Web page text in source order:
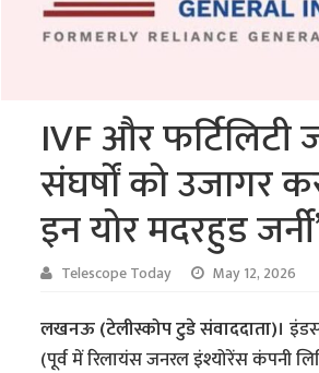
IVF और फर्टिलिटी
संघर्षों को उजागर
इन योर मदरहुड
Telescope Today May 12, 2026
लखनऊ (टेलीस्कोप टुडे संवाददाता)।
(पूर्व में रिलायंस जनरल इंश्योरेंस कंपनी